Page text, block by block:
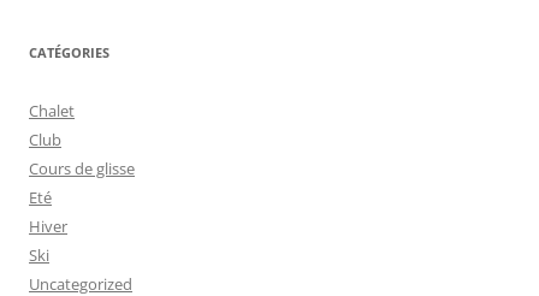
CATÉGORIES
Chalet
Club
Cours de glisse
Eté
Hiver
Ski
Uncategorized